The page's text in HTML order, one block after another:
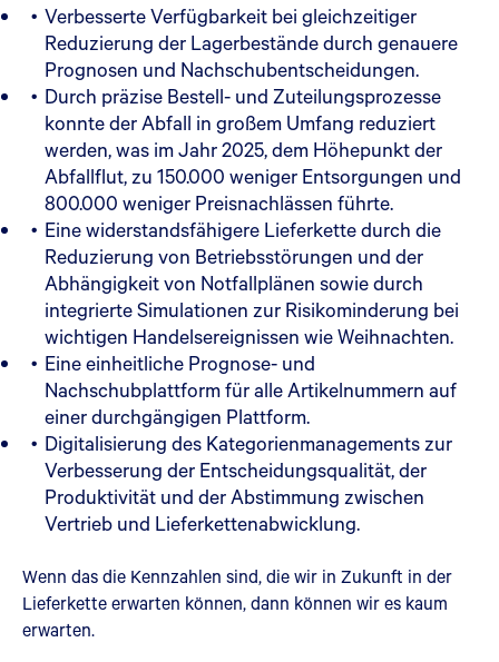
Verbesserte Verfügbarkeit bei gleichzeitiger
Reduzierung der Lagerbestände durch genauere
Prognosen und Nachschubentscheidungen.
Durch präzise Bestell- und Zuteilungsprozesse
konnte der Abfall in großem Umfang reduziert
werden, was im Jahr 2025, dem Höhepunkt der
Abfallflut, zu 150.000 weniger Entsorgungen und
800.000 weniger Preisnachlässen führte.
Eine widerstandsfähigere Lieferkette durch die
Reduzierung von Betriebsstörungen und der
Abhängigkeit von Notfallplänen sowie durch
integrierte Simulationen zur Risikominderung bei
wichtigen Handelsereignissen wie Weihnachten.
Eine einheitliche Prognose- und
Nachschubplattform für alle Artikelnummern auf
einer durchgängigen Plattform.
Digitalisierung des Kategorienmanagements zur
Verbesserung der Entscheidungsqualität, der
Produktivität und der Abstimmung zwischen
Vertrieb und Lieferkettenabwicklung.
Wenn das die Kennzahlen sind, die wir in Zukunft in der
Lieferkette erwarten können, dann können wir es kaum
erwarten.